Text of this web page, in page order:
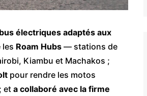
électriques adaptés aux
les Roam Hubs — stations de
Kiambu et Machakos ;
pour rendre les motos
; et a collaboré avec la firme